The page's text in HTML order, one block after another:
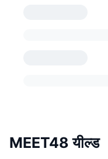
MEET48 यील्ड